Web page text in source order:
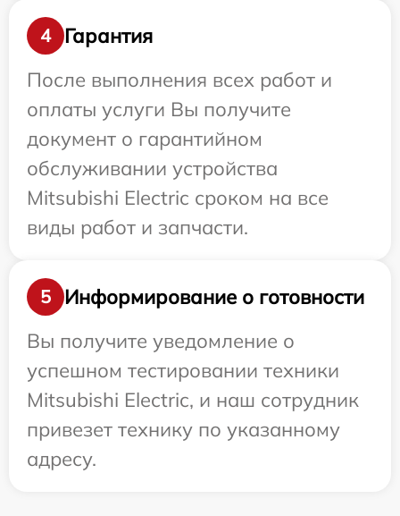
4
Гарантия
После выполнения всех работ и
оплаты услуги Вы получите
документ о гарантийном
обслуживании устройства
Mitsubishi Electric сроком на все
виды работ и запчасти.
5
Информирование о готовности
Вы получите уведомление о
успешном тестировании техники
Mitsubishi Electric, и наш сотрудник
привезет технику по указанному
адресу.